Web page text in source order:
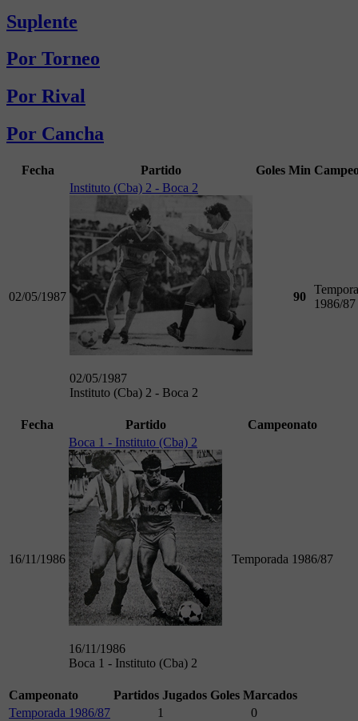
Suplente
Por Torneo
Por Rival
Por Cancha
Fecha Partido Goles Min
02/05/1987
Instituto (Cba) 2 - Boca 2
02/05/1987
Instituto (Cba) 2 - Boca 2
90
1986/87
Fecha Partido Campeonato
16/11/1986
Boca 1 - Instituto (Cba) 2
16/11/1986
Boca 1 - Instituto (Cba) 2
Temporada 1986/87
Campeonato Partidos Jugados Goles Marcados
Temporada 1986/87
1 0